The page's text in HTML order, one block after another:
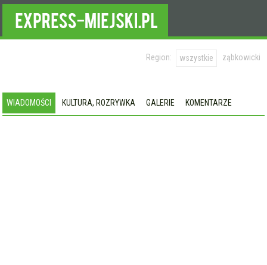
Region: wszystkie ząbkowicki
WIADOMOŚCI KULTURA, ROZRYWKA GALERIE KOMENTARZE